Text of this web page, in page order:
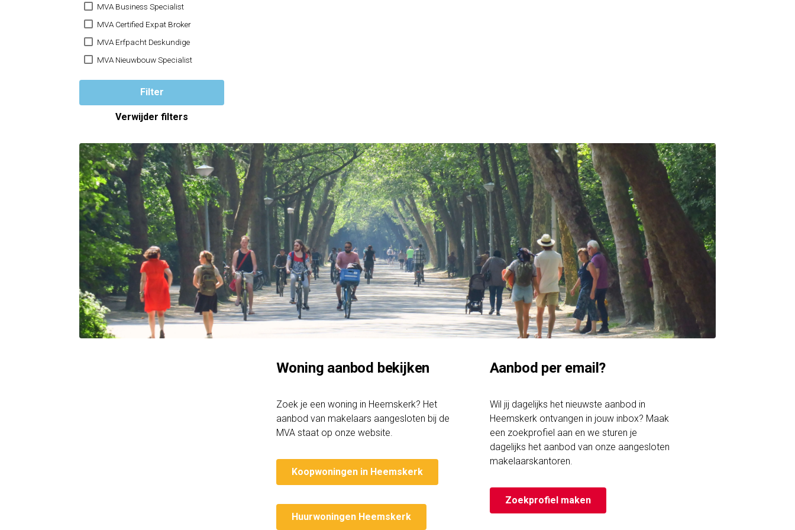
MVA Business Specialist
MVA Certified Expat Broker
MVA Erfpacht Deskundige
MVA Nieuwbouw Specialist
Filter
Verwijder filters
Woning aanbod bekijken
Zoek je een woning in Heemskerk? Het
aanbod van makelaars aangesloten bij de
MVA staat op onze website.
Koopwoningen in Heemskerk
Huurwoningen Heemskerk
Aanbod per email?
Wil jij dagelijks het nieuwste aanbod in
Heemskerk ontvangen in jouw inbox? Maak
een zoekprofiel aan en we sturen je
dagelijks het aanbod van onze aangesloten
makelaarskantoren.
Zoekprofiel maken